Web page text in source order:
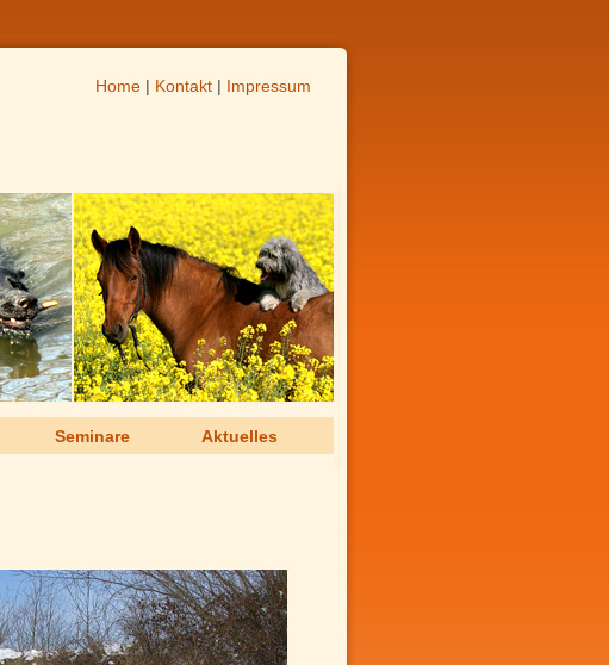
Home | Kontakt | Impressum
Seminare Aktuelles